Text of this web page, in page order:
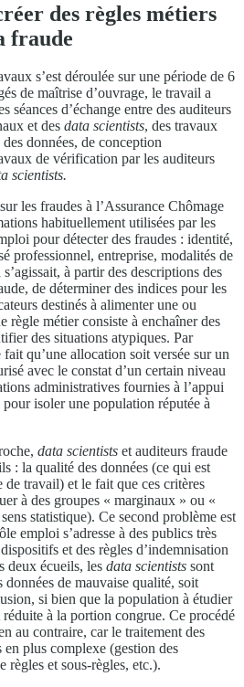
des règles métiers
fraude
s’est déroulée sur une période de 6
de maîtrise d’ouvrage, le travail a
séances d’échange entre des auditeurs
et des data scientists, des travaux
données, de conception
de vérification par les auditeurs
scientists.
les fraudes à l’Assurance Chômage
habituellement utilisées par les
pour détecter des fraudes : identité,
professionnel, entreprise, modalités de
à partir des descriptions des
de déterminer des indices pour les
destinés à alimenter une ou
règle métier consiste à enchaîner des
des situations atypiques. Par
qu’une allocation soit versée sur un
avec le constat d’un certain niveau
administratives fournies à l’appui
isoler une population réputée à
data scientists et auditeurs fraude
: la qualité des données (ce qui est
de travail) et le fait que ces critères
à des groupes « marginaux » ou «
statistique). Ce second problème est
emploi s’adresse à des publics très
et des règles d’indemnisation
deux écueils, les data scientists sont
de mauvaise qualité, soit
si bien que la population à étudier
réduite à la portion congrue. Ce procédé
au contraire, car le traitement des
en plus complexe (gestion des
et sous-règles, etc.).